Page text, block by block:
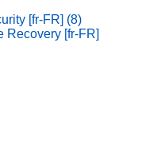
[fr-FR] (8)
Recovery [fr-FR]